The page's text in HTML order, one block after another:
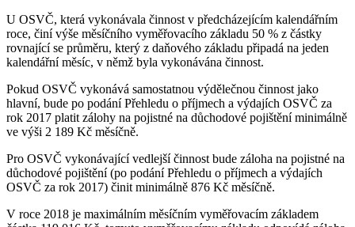
U OSVČ, která vykonávala činnost v předcházejícím kalendářním
roce, činí výše měsíčního vyměřovacího základu 50 % z částky
rovnající se průměru, který z daňového základu připadá na jeden
kalendářní měsíc, v němž byla vykonávána činnost.
Pokud OSVČ vykonává samostatnou výdělečnou činnost jako
hlavní, bude po podání Přehledu o příjmech a výdajích OSVČ za
rok 2017 platit zálohy na pojistné na důchodové pojištění minimálně
ve výši 2 189 Kč měsíčně.
Pro OSVČ vykonávající vedlejší činnost bude záloha na pojistné na
důchodové pojištění (po podání Přehledu o příjmech a výdajích
OSVČ za rok 2017) činit minimálně 876 Kč měsíčně.
V roce 2018 je maximálním měsíčním vyměřovacím základem